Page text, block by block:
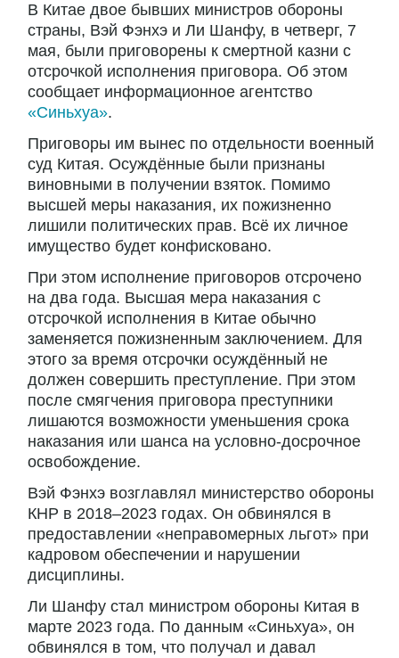
В Китае двое бывших министров обороны
страны, Вэй Фэнхэ и Ли Шанфу, в четверг, 7
мая, были приговорены к смертной казни с
отсрочкой исполнения приговора. Об этом
сообщает информационное агентство
«Синьхуа».
Приговоры им вынес по отдельности военный
суд Китая. Осуждённые были признаны
виновными в получении взяток. Помимо
высшей меры наказания, их пожизненно
лишили политических прав. Всё их личное
имущество будет конфисковано.
При этом исполнение приговоров отсрочено
на два года. Высшая мера наказания с
отсрочкой исполнения в Китае обычно
заменяется пожизненным заключением. Для
этого за время отсрочки осуждённый не
должен совершить преступление. При этом
после смягчения приговора преступники
лишаются возможности уменьшения срока
наказания или шанса на условно-досрочное
освобождение.
Вэй Фэнхэ возглавлял министерство обороны
КНР в 2018–2023 годах. Он обвинялся в
предоставлении «неправомерных льгот» при
кадровом обеспечении и нарушении
дисциплины.
Ли Шанфу стал министром обороны Китая в
марте 2023 года. По данным «Синьхуа», он
обвинялся в том, что получал и давал